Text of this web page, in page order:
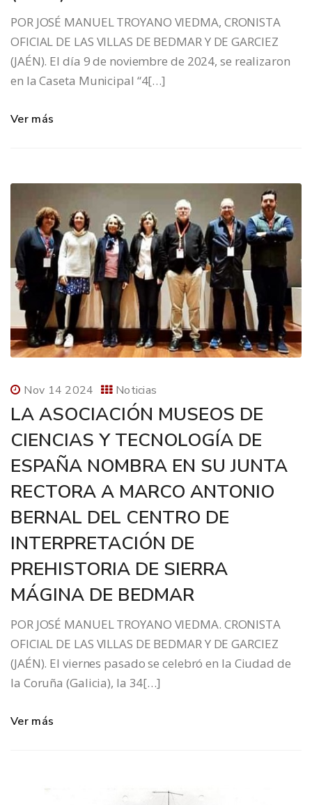
POR JOSÉ MANUEL TROYANO VIEDMA, CRONISTA
OFICIAL DE LAS VILLAS DE BEDMAR Y DE GARCIEZ
(JAÉN). El día 9 de noviembre de 2024, se realizaron
en la Caseta Municipal “4[…]
Ver más
Nov 14 2024 Noticias
LA ASOCIACIÓN MUSEOS DE
CIENCIAS Y TECNOLOGÍA DE
ESPAÑA NOMBRA EN SU JUNTA
RECTORA A MARCO ANTONIO
BERNAL DEL CENTRO DE
INTERPRETACIÓN DE
PREHISTORIA DE SIERRA
MÁGINA DE BEDMAR
POR JOSÉ MANUEL TROYANO VIEDMA. CRONISTA
OFICIAL DE LAS VILLAS DE BEDMAR Y DE GARCIEZ
(JAÉN). El viernes pasado se celebró en la Ciudad de
la Coruña (Galicia), la 34[…]
Ver más